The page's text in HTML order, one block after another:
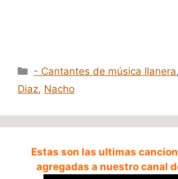
Categorías
- Cantantes de música llanera,
Diaz, Nacho
Estas son las ultimas
agregadas a nuestro canal